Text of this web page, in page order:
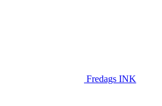
Fredags INK